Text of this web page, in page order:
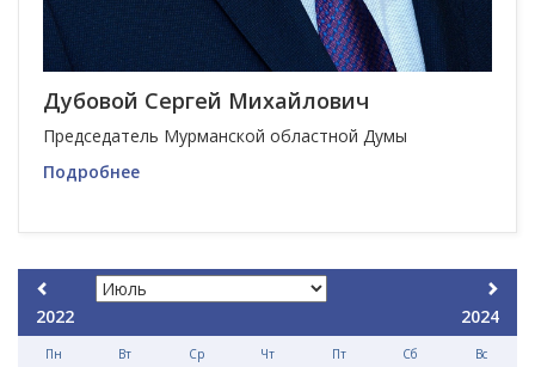
Дубовой Сергей Михайлович
Председатель Мурманской областной Думы
Подробнее
2022 2024
Пн Вт Ср Чт Пт Сб Вс